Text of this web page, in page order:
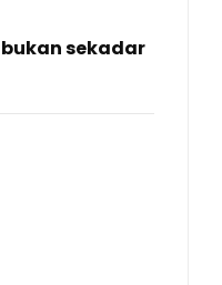
sekadar